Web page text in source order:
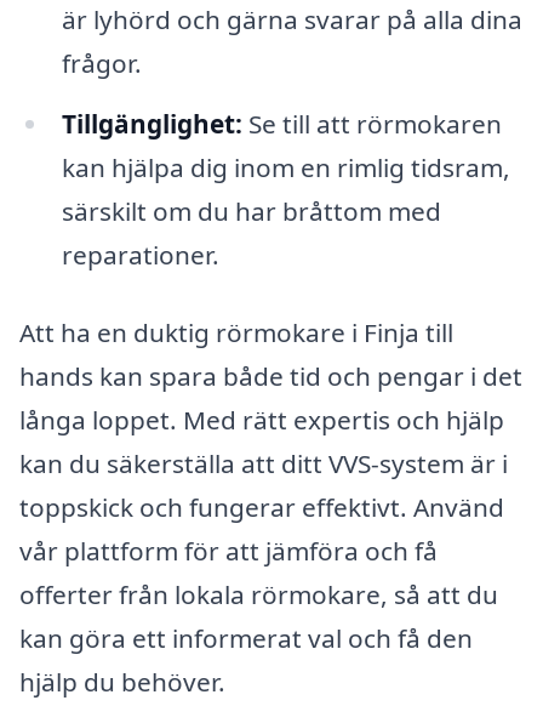
är lyhörd och gärna svarar på alla dina
frågor.
Tillgänglighet: Se till att rörmokaren
kan hjälpa dig inom en rimlig tidsram,
särskilt om du har bråttom med
reparationer.
Att ha en duktig rörmokare i Finja till
hands kan spara både tid och pengar i det
långa loppet. Med rätt expertis och hjälp
kan du säkerställa att ditt VVS-system är i
toppskick och fungerar effektivt. Använd
vår plattform för att jämföra och få
offerter från lokala rörmokare, så att du
kan göra ett informerat val och få den
hjälp du behöver.